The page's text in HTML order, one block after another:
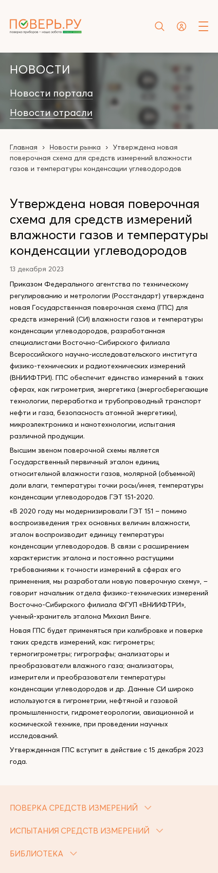
НОВОСТИ
Новости портала
Новости отрасли
Главная Новости рынка
Утверждена новая
поверочная схема для средств измерений влажности
газов и температуры конденсации углеводородов
Утверждена новая поверочная
схема для средств измерений
влажности газов и температуры
конденсации углеводородов
13 декабря 2023
Приказом Федерального агентства по техническому
регулированию и метрологии (Росстандарт) утверждена
новая Государственная поверочная схема (ГПС) для
средств измерений (СИ) влажности газов и температуры
конденсации углеводородов, разработанная
специалистами Восточно-Сибирского филиала
Всероссийского научно-исследовательского института
физико-технических и радиотехнических измерений
(ВНИИФТРИ). ГПС обеспечит единство измерений в таких
сферах, как гигрометрия, энергетика (энергосберегающие
технологии, переработка и трубопроводный транспорт
нефти и газа, безопасность атомной энергетики),
микроэлектроника и нанотехнологии, испытания
различной продукции.
Высшим звеном поверочной схемы является
Государственный первичный эталон единиц
относительной влажности газов, молярной (объемной)
доли влаги, температуры точки росы/инея, температуры
конденсации углеводородов ГЭТ 151-2020.
«В 2020 году мы модернизировали ГЭТ 151 – помимо
воспроизведения трех основных величин влажности,
эталон воспроизводит единицу температуры
конденсации углеводородов. В связи с расширением
характеристик эталона и постоянно растущими
требованиями к точности измерений в сферах его
применения, мы разработали новую поверочную схему», –
говорит начальник отдела физико-технических измерений
Восточно-Сибирского филиала ФГУП «ВНИИФТРИ»,
ученый-хранитель эталона Михаил Винге.
Новая ГПС будет применяться при калибровке и поверке
таких средств измерений, как: гигрометры;
термогигрометры; гигрографы; анализаторы и
преобразователи влажного газа; анализаторы,
измерители и преобразователи температуры
конденсации углеводородов и др. Данные СИ широко
используются в гигрометрии, нефтяной и газовой
промышленности, гидрометеорологии, авиационной и
космической технике, при проведении научных
исследований.
Утвержденная ГПС вступит в действие с 15 декабря 2023
года.
ПОВЕРКА СРЕДСТВ ИЗМЕРЕНИЙ
ИСПЫТАНИЯ СРЕДСТВ ИЗМЕРЕНИЙ
БИБЛИОТЕКА